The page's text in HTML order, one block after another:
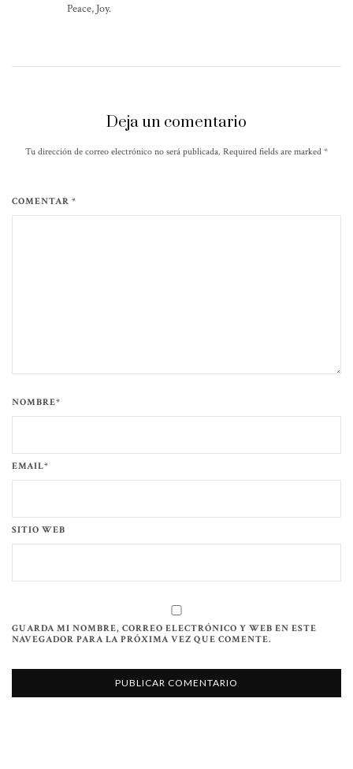
Peace, Joy.
Deja un comentario
Tu dirección de correo electrónico no será publicada. Required fields are marked *
COMENTAR *
NOMBRE*
EMAIL*
SITIO WEB
GUARDA MI NOMBRE, CORREO ELECTRÓNICO Y WEB EN ESTE
NAVEGADOR PARA LA PRÓXIMA VEZ QUE COMENTE.